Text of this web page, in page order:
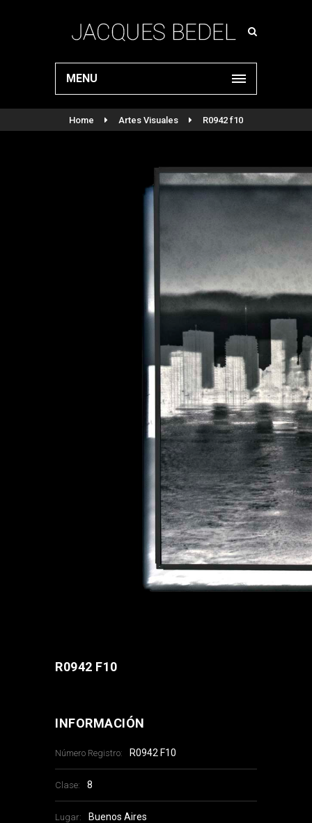
MENU
Home Artes Visuales R0942 f10
R0942 F10
INFORMACIÓN
Número Registro: R0942 F10
Clase: 8
Lugar: Buenos Aires